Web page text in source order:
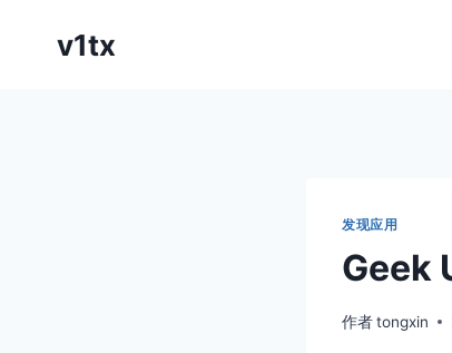
v1tx
发现应用
Geek
作者tongxin